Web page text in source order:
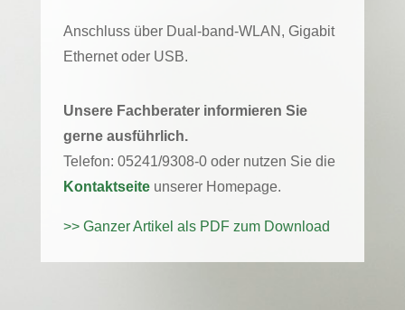
Anschluss über Dual-band-WLAN, Gigabit
Ethernet oder USB.
Unsere Fachberater informieren Sie
gerne ausführlich.
Telefon: 05241/9308-0 oder nutzen Sie die
Kontaktseiteunserer Homepage.
>> Ganzer Artikel als PDF zum Download